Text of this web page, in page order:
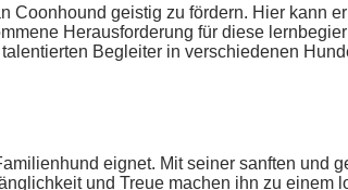
Coonhound geistig zu fördern. Hier kann
Herausforderung für diese
Begleiter in verschiedenen
eignet. Mit seiner sanften und
und Treue machen ihn zu einem